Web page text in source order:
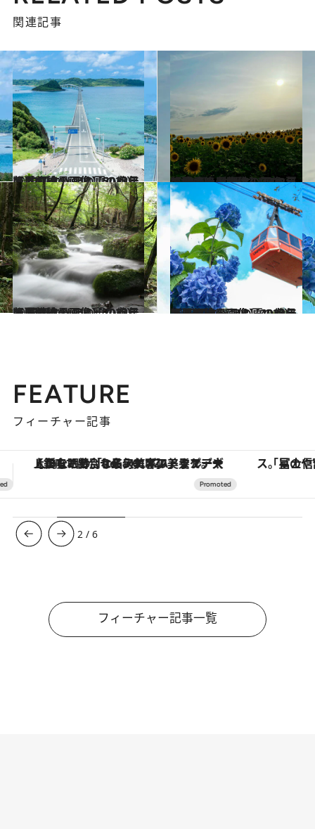
関連記事
2023.7.9
【夏の絶景画像】2023年版 中国エリアの夏の絶景＆風物詩の画像（50点）
旅＆お出かけ 2023.8.3
【夏の絶景画像】2023年版 九州・沖縄エリアの夏の絶景＆風物詩の画像（80点）
旅＆お出かけ
2023.8.5
【夏の絶景画像】2023年版 関東エリアの夏の絶景＆風物詩の画像（70点）
旅＆お出かけ 2023.7.20
【夏の絶景画像】2023年版 四国エリアの夏の絶景＆風物詩の画像（40点）
旅＆お出かけ
FEATURE
フィーチャー記事
「星のや富士」でデジタルデトックス。冨士信仰の歴史を辿り、心身を調える。 ヴァシュロン・コンスタンタ
3 /6
フィーチャー記事一覧